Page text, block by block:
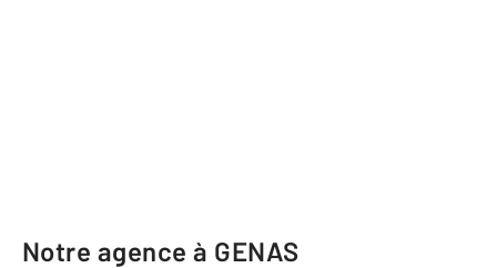
Notre agence à GENAS